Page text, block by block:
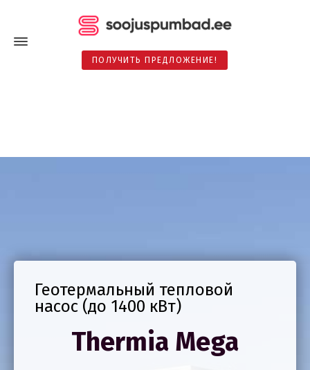
ПОЛУЧИТЬ ПРЕДЛОЖЕНИЕ!
Геотермальный тепловой
насос (до 1400 кВт)
Thermia Mega